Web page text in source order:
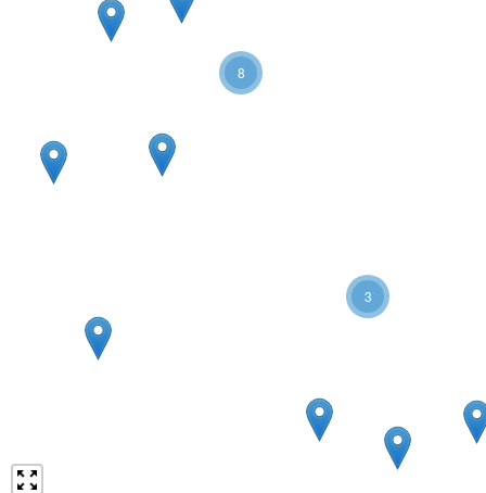
3
8